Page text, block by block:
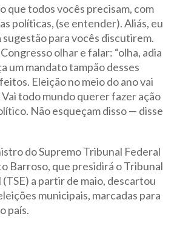
que todos vocês precisam, com
políticas, (se entender). Aliás, eu
sugestão para vocês discutirem.
olhar e falar: “olha, adia
um mandato tampão desses
Eleição no meio do ano vai
todo mundo querer fazer ação
Não esqueçam disso — disse
do Supremo Tribunal Federal
Barroso, que presidirá o Tribunal
a partir de maio, descartou
municipais, marcadas para
país.